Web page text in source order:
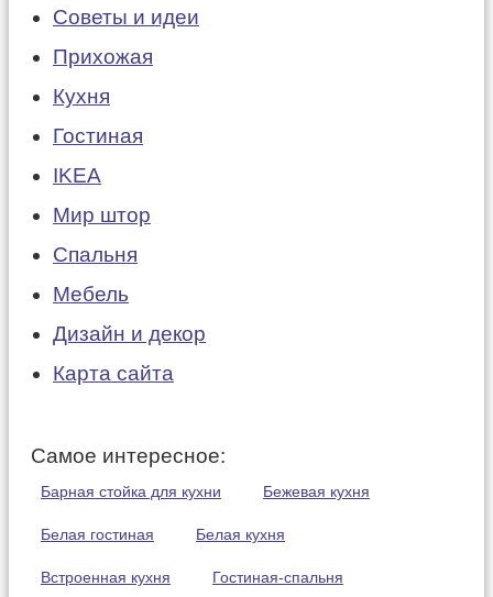
Советы и идеи
Прихожая
Кухня
Гостиная
IKEA
Мир штор
Спальня
Мебель
Дизайн и декор
Карта сайта
Самое интересное:
Барная стойка для кухни Бежевая кухня
Белая гостиная Белая кухня
Встроенная кухня Гостиная-спальня